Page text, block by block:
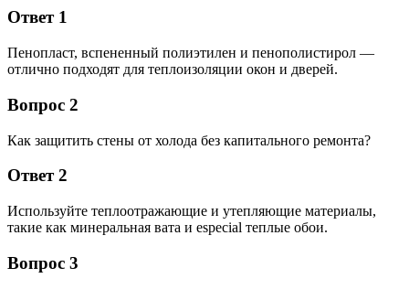
Ответ 1
Пенопласт, вспененный полиэтилен и пенополистирол —
отлично подходят для теплоизоляции окон и дверей.
Вопрос 2
Как защитить стены от холода без капитального ремонта?
Ответ 2
Используйте теплоотражающие и утепляющие материалы,
такие как минеральная вата и especial теплые обои.
Вопрос 3